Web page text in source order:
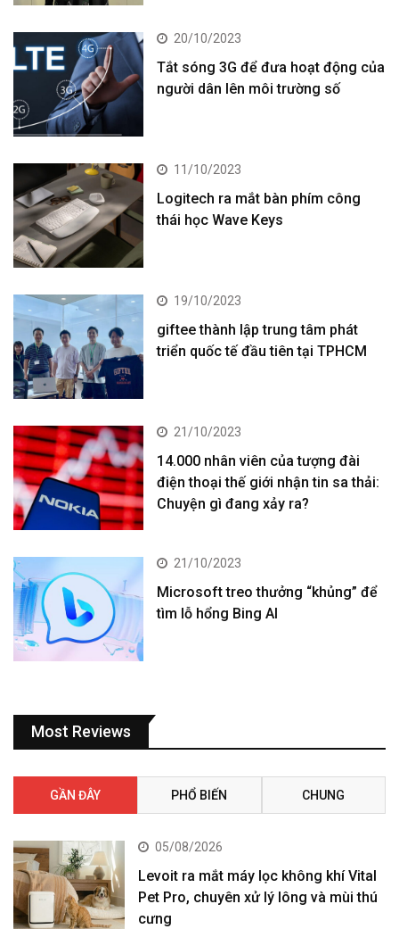
20/10/2023
Tắt sóng 3G để đưa hoạt động của
người dân lên môi trường số
11/10/2023
Logitech ra mắt bàn phím công
thái học Wave Keys
19/10/2023
giftee thành lập trung tâm phát
triển quốc tế đầu tiên tại TPHCM
21/10/2023
14.000 nhân viên của tượng đài
điện thoại thế giới nhận tin sa thải:
Chuyện gì đang xảy ra?
21/10/2023
Microsoft treo thưởng “khủng” để
tìm lỗ hổng Bing AI
Most Reviews
GẦN ĐÂY PHỔ BIẾN CHUNG
05/08/2026
Levoit ra mắt máy lọc không khí Vital
Pet Pro, chuyên xử lý lông và mùi thú
cưng